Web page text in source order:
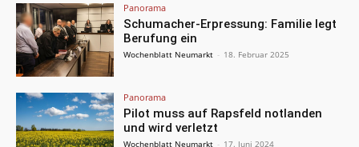
Panorama
Schumacher-Erpressung: Familie legt
Berufung ein
Wochenblatt Neumarkt - 18. Februar 2025
Panorama
Pilot muss auf Rapsfeld notlanden
und wird verletzt
Wochenblatt Neumarkt - 17. Juni 2024